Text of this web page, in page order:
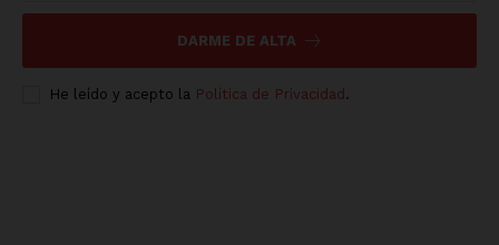
DARME DE ALTA
He leído y acepto la Política de Privacidad .